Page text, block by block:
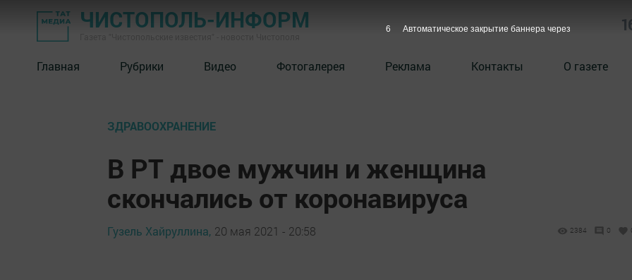
ЧИСТОПОЛЬ-ИНФОРМ
Главная Рубрики Видео Фотогалерея Реклама Контакты О газете
ЗДРАВООХРАНЕНИЕ
В РТ двое мужчин и женщина
скончались от коронавируса
Гузель Хайруллина, 20 мая 2021 - 20:58 2384 0
5 Автоматическое закрытие баннера через